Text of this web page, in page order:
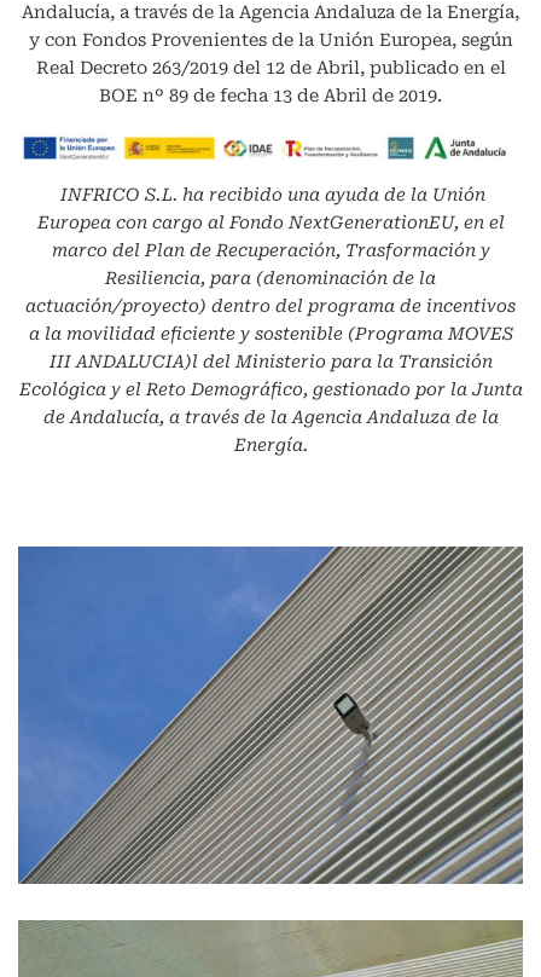
Andalucía, a través de la Agencia Andaluza de la Energía,
y con Fondos Provenientes de la Unión Europea, según
Real Decreto 263/2019 del 12 de Abril, publicado en el
BOE nº 89 de fecha 13 de Abril de 2019.
INFRICO S.L. ha recibido una ayuda de la Unión
Europea con cargo al Fondo NextGenerationEU, en el
marco del Plan de Recuperación, Trasformación y
Resiliencia, para (denominación de la
actuación/proyecto) dentro del programa de incentivos
a la movilidad eficiente y sostenible (Programa MOVES
III ANDALUCIA)l del Ministerio para la Transición
Ecológica y el Reto Demográfico, gestionado por la Junta
de Andalucía, a través de la Agencia Andaluza de la
Energía.